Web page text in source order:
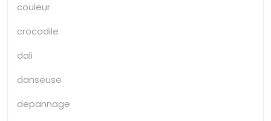
couleur
crocodile
dali
danseuse
depannage